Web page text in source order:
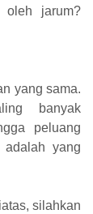
jarum?
yang sama.
banyak
peluang
yang
silahkan